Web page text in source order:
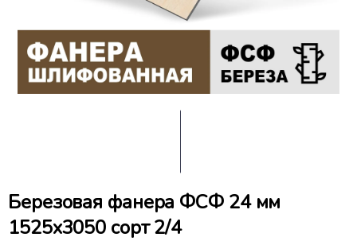
Березовая фанера ФСФ 24 мм
1525x3050 сорт 2/4